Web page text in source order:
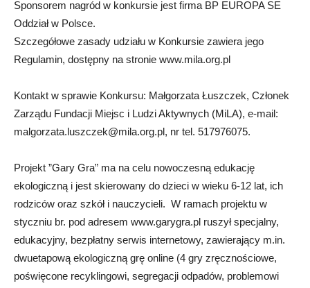
Sponsorem nagród w konkursie jest firma BP EUROPA SE
Oddział w Polsce.
Szczegółowe zasady udziału w Konkursie zawiera jego
Regulamin, dostępny na stronie www.mila.org.pl
Kontakt w sprawie Konkursu: Małgorzata Łuszczek, Członek
Zarządu Fundacji Miejsc i Ludzi Aktywnych (MiLA), e-mail:
malgorzata.luszczek@mila.org.pl, nr tel. 517976075.
Projekt ”Gary Gra” ma na celu nowoczesną edukację
ekologiczną i jest skierowany do dzieci w wieku 6-12 lat, ich
rodziców oraz szkół i nauczycieli. W ramach projektu w
styczniu br. pod adresem www.garygra.pl ruszył specjalny,
edukacyjny, bezpłatny serwis internetowy, zawierający m.in.
dwuetapową ekologiczną grę online (4 gry zręcznościowe,
poświęcone recyklingowi, segregacji odpadów, problemowi